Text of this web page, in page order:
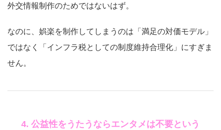
外交情報制作のためではないはず。
なのに、娯楽を制作してしまうのは「満足の対価モデル」
ではなく「インフラ税としての制度維持合理化」にすぎま
せん。
4. 公益性をうたうならエンタメは不要という